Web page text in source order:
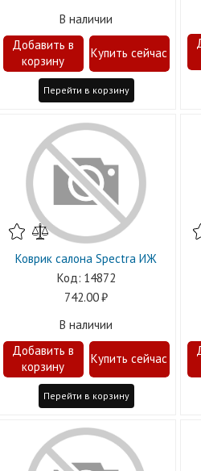
В наличии
Перейти в корзину
Коврик салона Spectra ИЖ
14872
742.00
В наличии
Перейти в корзину